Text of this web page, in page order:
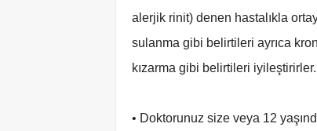
alerjik rinit) denen hastalıkla
sulanma gibi belirtileri ayrıca
kızarma gibi belirtileri iyileştirirler.
• Doktorunuz size veya 12